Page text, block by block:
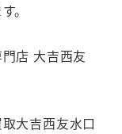
。
店 大吉西友
大吉西友水口